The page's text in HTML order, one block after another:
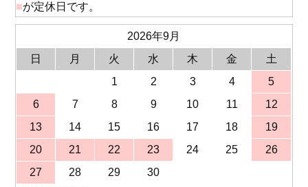
■が定休日です。
2026年9月
日
月 火 水 木 金
土
1
2 3 4
5
6
7 8 9 10 11
12
13
14 15 16 17 18
19
20
21 22 23 24 25
26
27
28 29
30